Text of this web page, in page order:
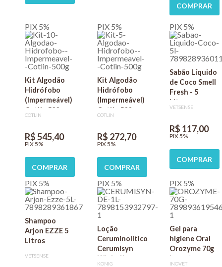
COMPRAR
PIX 5%
Kit Algodão
Hidrófobo
(Impermeável)
Cotlín 500g -
com 10
COTLIN
R$ 545,40
PIX 5%
COMPRAR
PIX 5%
Kit Algodão
Hidrófobo
(Impermeável)
Cotlín 500g -
com 5
COTLIN
R$ 272,70
PIX 5%
COMPRAR
PIX 5%
Sabão Líquido
de Coco Smell
Fresh - 5
Litros
VETSENSE
R$ 117,00
PIX 5%
COMPRAR
PIX 5%
Shampoo
Arjon EZZE 5
Litros
VETSENSE
PIX 5%
Loção
Ceruminolítico
Cerumisyn
König 1L
KONIG
PIX 5%
Gel para
higiene Oral
Orozyme 70g
Inovet
INOVET